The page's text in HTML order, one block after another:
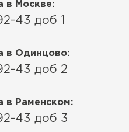
в Москве:
43 доб 1
в Одинцово:
43 доб 2
в Раменском:
43 доб 3